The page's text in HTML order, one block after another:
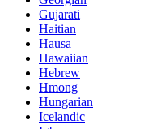
Gujarati
Haitian
Hausa
Hawaiian
Hebrew
Hmong
Hungarian
Icelandic